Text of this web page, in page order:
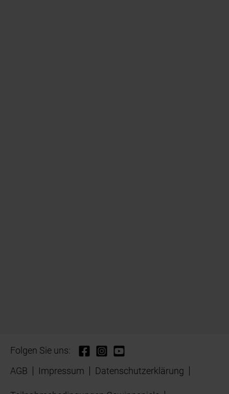
Folgen Sie uns:
AGB
Impressum Datenschutzerklärung